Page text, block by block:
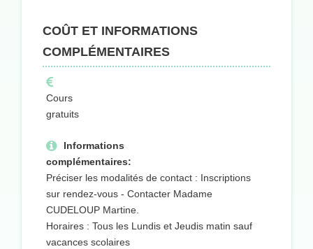
COÛT ET INFORMATIONS
COMPLÉMENTAIRES
Cours
gratuits
Informations
complémentaires:
Préciser les modalités de contact : Inscriptions
sur rendez-vous - Contacter Madame
CUDELOUP Martine.
Horaires : Tous les Lundis et Jeudis matin sauf
vacances scolaires